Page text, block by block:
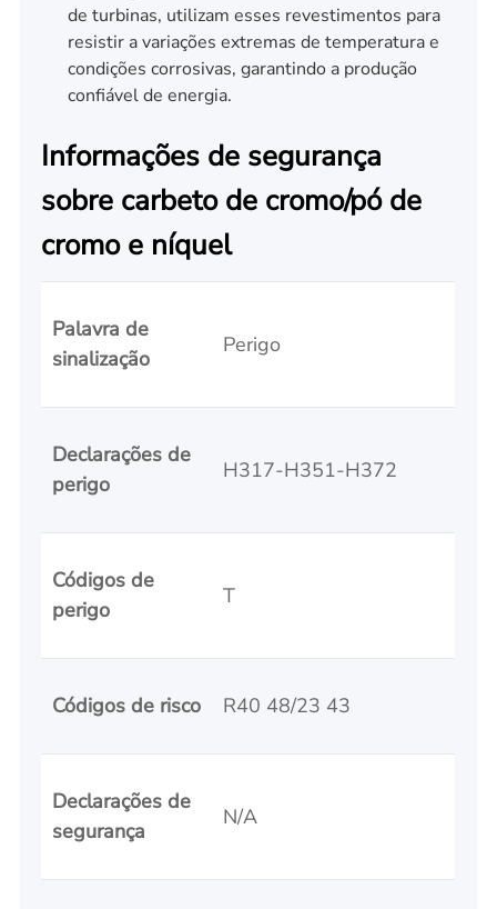
de turbinas, utilizam esses revestimentos para
resistir a variações extremas de temperatura e
condições corrosivas, garantindo a produção
confiável de energia.
Informações de segurança
sobre carbeto de cromo/pó de
cromo e níquel
Palavra de
sinalização
Perigo
Declarações de
perigo
H317-H351-H372
Códigos de
perigo
T
Códigos de risco R40 48/23 43
Declarações de
segurança
N/A